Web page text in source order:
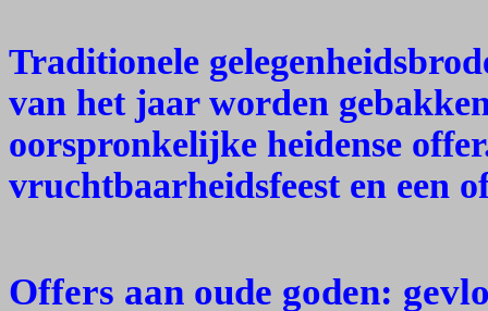
Traditionele
van het jaar worden
oorspronkelijke heidense
vruchtbaarheidsfeest en een
Offers aan oude goden: